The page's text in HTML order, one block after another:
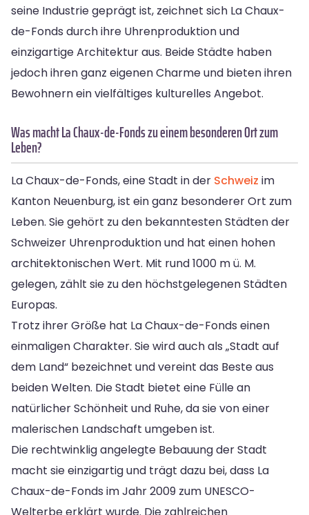
seine Industrie geprägt ist, zeichnet sich La Chaux-
de-Fonds durch ihre Uhrenproduktion und
einzigartige Architektur aus. Beide Städte haben
jedoch ihren ganz eigenen Charme und bieten ihren
Bewohnern ein vielfältiges kulturelles Angebot.
Was macht La Chaux-de-Fonds zu einem besonderen Ort zum
Leben?
La Chaux-de-Fonds, eine Stadt in der Schweiz im
Kanton Neuenburg, ist ein ganz besonderer Ort zum
Leben. Sie gehört zu den bekanntesten Städten der
Schweizer Uhrenproduktion und hat einen hohen
architektonischen Wert. Mit rund 1000 m ü. M.
gelegen, zählt sie zu den höchstgelegenen Städten
Europas.
Trotz ihrer Größe hat La Chaux-de-Fonds einen
einmaligen Charakter. Sie wird auch als „Stadt auf
dem Land“ bezeichnet und vereint das Beste aus
beiden Welten. Die Stadt bietet eine Fülle an
natürlicher Schönheit und Ruhe, da sie von einer
malerischen Landschaft umgeben ist.
Die rechtwinklig angelegte Bebauung der Stadt
macht sie einzigartig und trägt dazu bei, dass La
Chaux-de-Fonds im Jahr 2009 zum UNESCO-
Welterbe erklärt wurde. Die zahlreichen